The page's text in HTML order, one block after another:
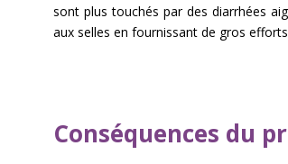
sont plus touchés par des diarrhées
aux selles en fournissant de gros
Conséquences du